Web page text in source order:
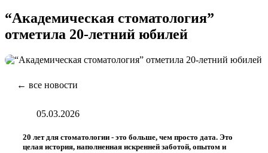
“Академическая стоматология”
отметила 20-летний юбилей
← все новости
05.03.2026
20 лет для стоматологии - это больше, чем просто дата. Это
целая история, наполненная искренней заботой, опытом и